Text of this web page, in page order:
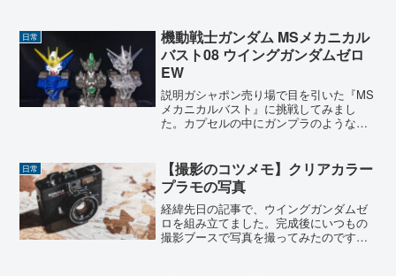
ベントでした。私も、11日に行ってきま
したので、せっかくな...
日常
機動戦士ガンダム MSメカニカル
バスト08 ウイングガンダムゼロ
EW
説明ガシャポン売り場で目を引いた『MS
メカニカルバスト』に挑戦してみまし
た。カプセルの中にガンプラのような精
ーズです。私は今回のウイングゼロ EW
で初めて知ったのですが...
日常
【撮影のコツメモ】クリアカラー
プラモの写真
経緯先日の記事で、ウイングガンダムゼ
ロを組み立てました。完成後にいつもの
撮影ブースで写真を撮ってみたのです